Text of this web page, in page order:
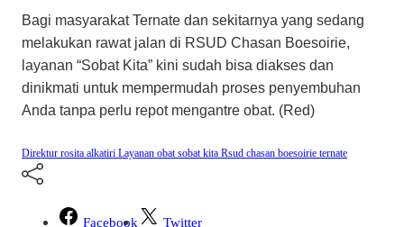
​Bagi masyarakat Ternate dan sekitarnya yang sedang
melakukan rawat jalan di RSUD Chasan Boesoirie,
layanan “Sobat Kita” kini sudah bisa diakses dan
dinikmati untuk mempermudah proses penyembuhan
Anda tanpa perlu repot mengantre obat. (Red)
Direktur rosita alkatiri Layanan obat sobat kita Rsud chasan boesoirie ternate
Facebook
Twitter